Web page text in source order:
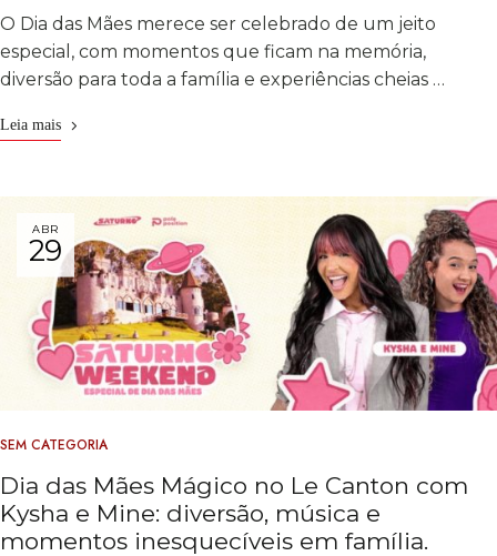
O Dia das Mães merece ser celebrado de um jeito
especial, com momentos que ficam na memória,
diversão para toda a família e experiências cheias …
Leia mais
ABR
29
SEM CATEGORIA
Dia das Mães Mágico no Le Canton com
Kysha e Mine: diversão, música e
momentos inesquecíveis em família.